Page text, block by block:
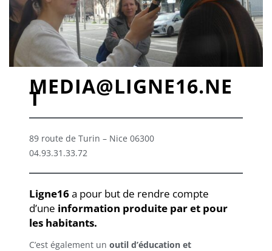
MEDIA@LIGNE16.NE
T
89 route de Turin – Nice 06300
04.93.31.33.72
Ligne16a pour but de rendre compte
d’une information produite par et pour
les habitants.
C’est également unoutil d’éducation et